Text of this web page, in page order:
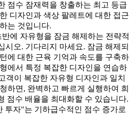
점수 잠재력을 창출하는 최고 등급
디자인과 색상 팔레트에 대한 접근
는 것입니다.
반에 자유형을 잠금 해제하는 전략적
시오. 기다리지 마세요. 잠금 해제되
에 대한 근육 기억과 속도를 구축하
에서 특정 복잡한 디자인을 연습하
객이 복잡한 자유형 디자인과 일치
하면, 완벽하고 빠르게 실행하여 희
점수 배율을 최대화할 수 있습니다.
투자"는 기하급수적인 점수 증가로